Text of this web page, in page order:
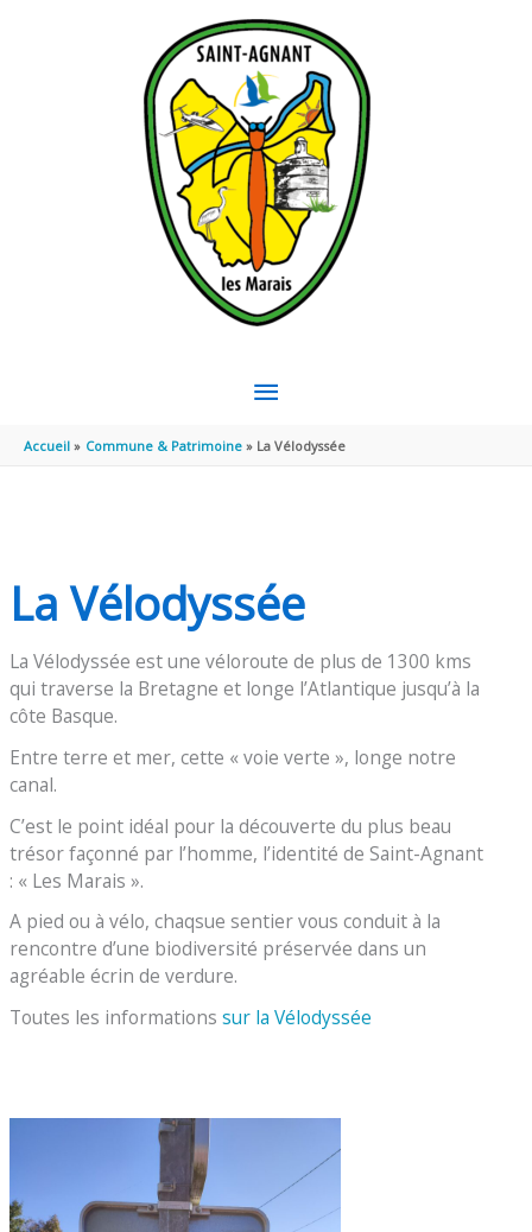
MENU
PRINCIPAL
Accueil Commune & Patrimoine La Vélodyssée
La Vélodyssée
La Vélodyssée est une véloroute de plus de 1300 kms
qui traverse la Bretagne et longe l’Atlantique jusqu’à la
côte Basque.
Entre terre et mer, cette « voie verte », longe notre
canal.
C’est le point idéal pour la découverte du plus beau
trésor façonné par l’homme, l’identité de Saint-Agnant
: « Les Marais ».
A pied ou à vélo, chaqsue sentier vous conduit à la
rencontre d’une biodiversité préservée dans un
agréable écrin de verdure.
Toutes les informationssur la Vélodyssée